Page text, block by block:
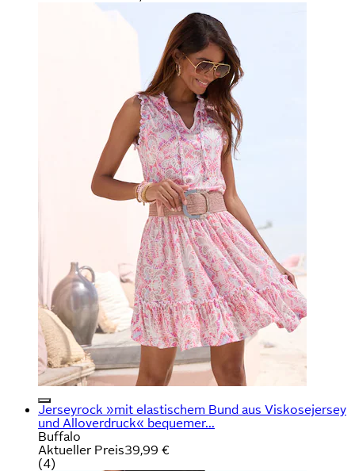
Jerseyrock »mit elastischem Bund aus Viskosejersey
und Alloverdruck« bequemer...
Buffalo
Aktueller Preis39,99 €
(4)